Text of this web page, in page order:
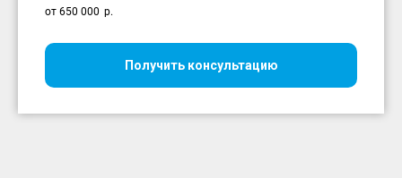
от 650 000 р.
Получить консультацию